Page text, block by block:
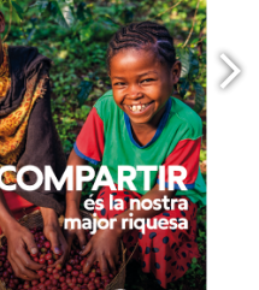
www.mansunides.org